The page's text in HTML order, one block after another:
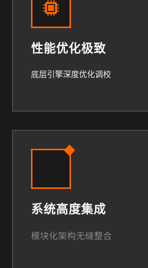
性能优化极致
底层引擎深度优化调校
系统高度集成
模块化架构无缝整合